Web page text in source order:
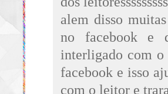
alem disso
no facebook e
interligado com o
facebook e isso
com o leitor e